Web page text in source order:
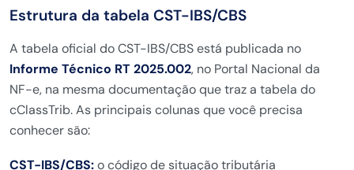
Estrutura da tabela CST-IBS/CBS
A tabela oficial do CST-IBS/CBS está publicada no
Informe Técnico RT 2025.002, no Portal Nacional da
NF-e, na mesma documentação que traz a tabela do
cClassTrib. As principais colunas que você precisa
conhecer são:
CST-IBS/CBS:o código de situação tributária